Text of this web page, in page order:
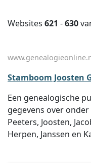
Websites 621 -630
Stamboom Joosten
Een genealogische
gegevens over
Peeters, Joosten,
Herpen, Janssen en